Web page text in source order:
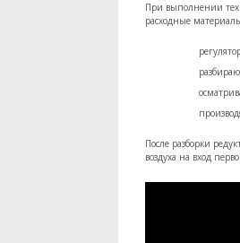
При выполнении
расходные
После разборки
воздуха на вход